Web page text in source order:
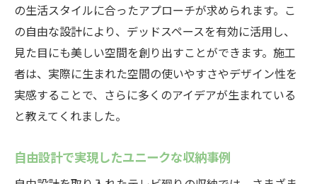
の生活スタイルに合ったアプローチが求められます。こ
の自由な設計により、デッドスペースを有効に活用し、
見た目にも美しい空間を創り出すことができます。施工
者は、実際に生まれた空間の使いやすさやデザイン性を
実感することで、さらに多くのアイデアが生まれている
と教えてくれました。
自由設計で実現したユニークな収納事例